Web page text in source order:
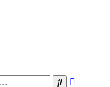
Search